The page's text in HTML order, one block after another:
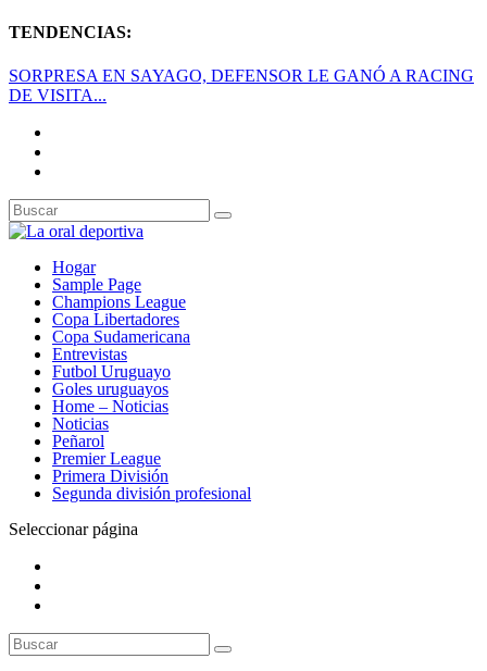
TENDENCIAS:
SORPRESA EN SAYAGO, DEFENSOR LE GANÓ A RACING
DE VISITA...
Hogar
Sample Page
Champions League
Copa Libertadores
Copa Sudamericana
Entrevistas
Futbol Uruguayo
Goles uruguayos
Home – Noticias
Noticias
Peñarol
Premier League
Primera División
Segunda división profesional
Seleccionar página